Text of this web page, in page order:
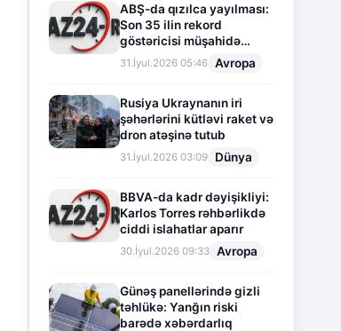
ABŞ-da qızılca yayılması:
Son 35 ilin rekord
göstəricisi müşahidə
olunur
31.İyul.2026 05:46 Avropa
Rusiya Ukraynanın iri
şəhərlərini kütləvi raket və
dron atəşinə tutub
31.İyul.2026 03:09 Dünya
BBVA-da kadr dəyişikliyi:
Karlos Torres rəhbərlikdə
ciddi islahatlar aparır
30.İyul.2026 09:33 Avropa
Günəş panellərində gizli
təhlükə: Yanğın riski
barədə xəbərdarlıq